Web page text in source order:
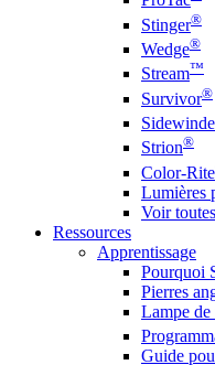
Stinger®
Wedge®
Stream™
Survivor®
Strion®
Color-Rite
Lumières
Voir
Ressources
Apprentissage
Pourquoi
Pierres
Lampe de
Guide